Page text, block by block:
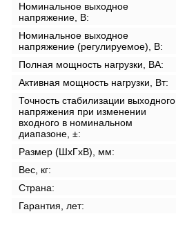
Номинальное выходное
напряжение, В:
Номинальное выходное
напряжение (регулируемое), В:
Полная мощность нагрузки, ВА:
Активная мощность нагрузки, Вт:
Точность стабилизации выходного
напряжения при изменении
входного в номинальном
диапазоне, ±:
Размер (ШxГxВ), мм:
Вес, кг:
Страна:
Гарантия, лет: